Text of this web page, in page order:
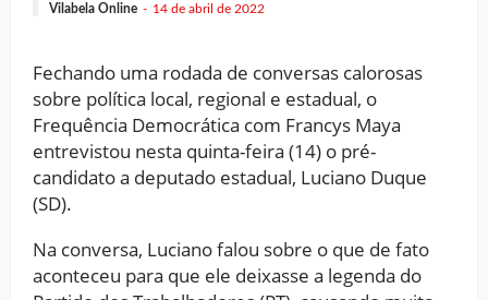
Vilabela Online 14 de abril de 2022
Fechando uma rodada de conversas calorosas
sobre política local, regional e estadual, o
Frequência Democrática com Francys Maya
entrevistou nesta quinta-feira (14) o pré-
candidato a deputado estadual, Luciano Duque
(SD).
Na conversa, Luciano falou sobre o que de fato
aconteceu para que ele deixasse a legenda do